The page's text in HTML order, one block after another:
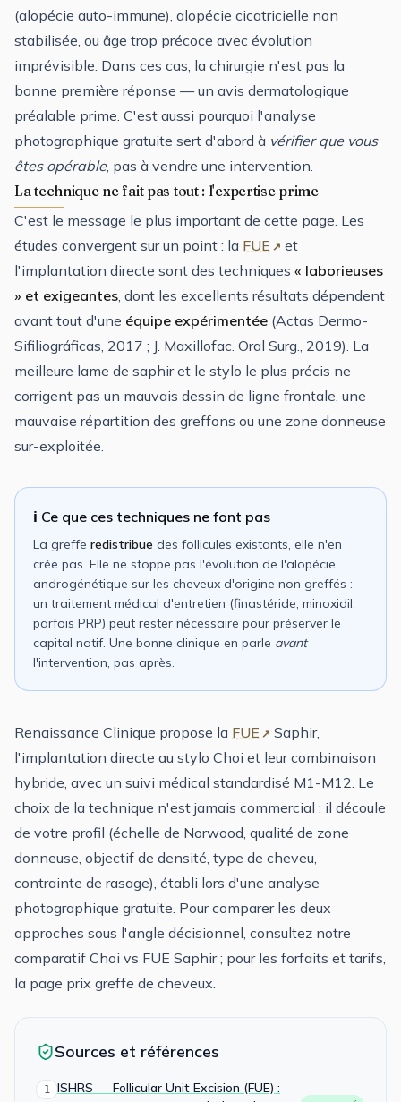
(alopécie auto-immune), alopécie cicatricielle non
stabilisée, ou âge trop précoce avec évolution
imprévisible. Dans ces cas, la chirurgie n'est pas la
bonne première réponse — un avis dermatologique
préalable prime. C'est aussi pourquoi l'analyse
photographique gratuite sert d'abord à vérifier que vous
êtes opérable, pas à vendre une intervention.
La technique ne fait pas tout : l'expertise prime
C'est le message le plus important de cette page. Les
études convergent sur un point : la FUE
et
l'implantation directe sont des techniques « laborieuses
» et exigeantes , dont les excellents résultats dépendent
avant tout d'une équipe expérimentée (Actas Dermo-
Sifiliográficas , 2017 ; J. Maxillofac. Oral Surg. , 2019). La
meilleure lame de saphir et le stylo le plus précis ne
corrigent pas un mauvais dessin de ligne frontale, une
mauvaise répartition des greffons ou une zone donneuse
sur-exploitée.
ℹ️ Ce que ces techniques ne font pas
La greffe redistribue des follicules existants, elle n'en
crée pas. Elle ne stoppe pas l'évolution de l'alopécie
androgénétique sur les cheveux d'origine non greffés :
un traitement médical d'entretien (finastéride, minoxidil,
parfois PRP) peut rester nécessaire pour préserver le
capital natif. Une bonne clinique en parle avant
l'intervention, pas après.
Renaissance Clinique propose la FUE
Saphir,
l'implantation directe au stylo Choi et leur combinaison
hybride, avec un suivi médical standardisé M1-M12. Le
choix de la technique n'est jamais commercial : il découle
de votre profil (échelle de Norwood, qualité de zone
donneuse, objectif de densité, type de cheveu,
contrainte de rasage), établi lors d'une analyse
photographique gratuite. Pour comparer les deux
approches sous l'angle décisionnel, consultez notre
comparatif Choi vs FUE Saphir; pour les forfaits et tarifs,
la page prix greffe de cheveux
Sources et références
1
ISHRS — Follicular Unit Excision (FUE) :